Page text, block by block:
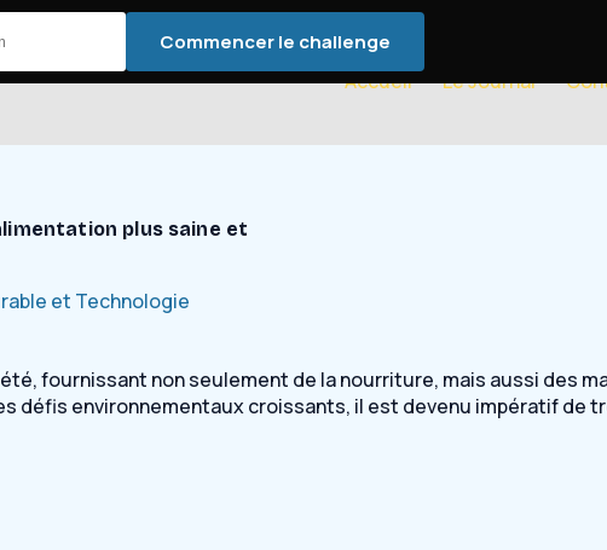
Accueil Le Journal
plus saine et
et Technologie
fournissant non seulement de la nourriture, mais aussi des
défis environnementaux croissants, il est devenu impératif de
Commencer le challenge